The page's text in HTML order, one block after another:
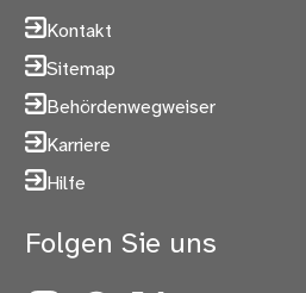
Kontakt
Sitemap
Behördenwegweiser
Karriere
Hilfe
Folgen Sie uns